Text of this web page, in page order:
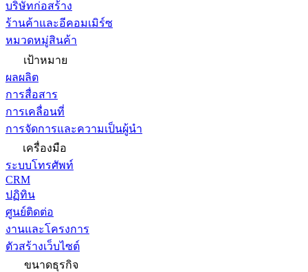
บริษัทก่อสร้าง
ร้านค้าและอีคอมเมิร์ซ
หมวดหมู่สินค้า
เป้าหมาย
ผลผลิต
การสื่อสาร
การเคลื่อนที่
การจัดการและความเป็นผู้นำ
เครื่องมือ
ระบบโทรศัพท์
CRM
ปฏิทิน
ศูนย์ติดต่อ
งานและโครงการ
ตัวสร้างเว็บไซต์
ขนาดธุรกิจ